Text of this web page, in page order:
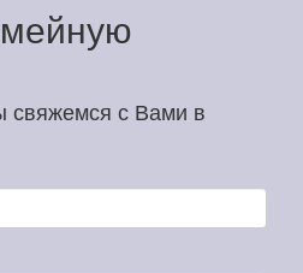
свяжемся с Вами в